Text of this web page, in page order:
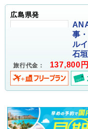
広島県発
事
ル
石
旅行代金： 137,800